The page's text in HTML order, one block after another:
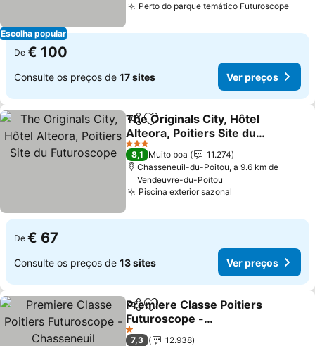
Escolha popular
Perto do parque temático FuturoscopeVer
De € 100
Consulte os preços de 17 sites Ver preços
PartilharAdicionar aos favoritos
The Originals City, Hôtel
Alteora, Poitiers Site du
Futuroscope
Ver preços
3 Estrelas
8,1 Muito boa
11.274
Chasseneuil-du-Poitou, a 9.6 km de
Vendeuvre-du-Poitou
Piscina exterior sazonal
De € 67
Consulte os preços de 13 sites Ver preços
PartilharAdicionar aos favoritos
Premiere Classe Poitiers
Futuroscope -
Chasseneuil
Ver preços
1 Estrelas
7,3
12.938